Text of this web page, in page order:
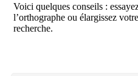
Voici quelques conseils :
l’orthographe ou élargissez
recherche.